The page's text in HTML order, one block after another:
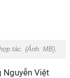
tác. (Ảnh: MB).
Nguyễn Việt